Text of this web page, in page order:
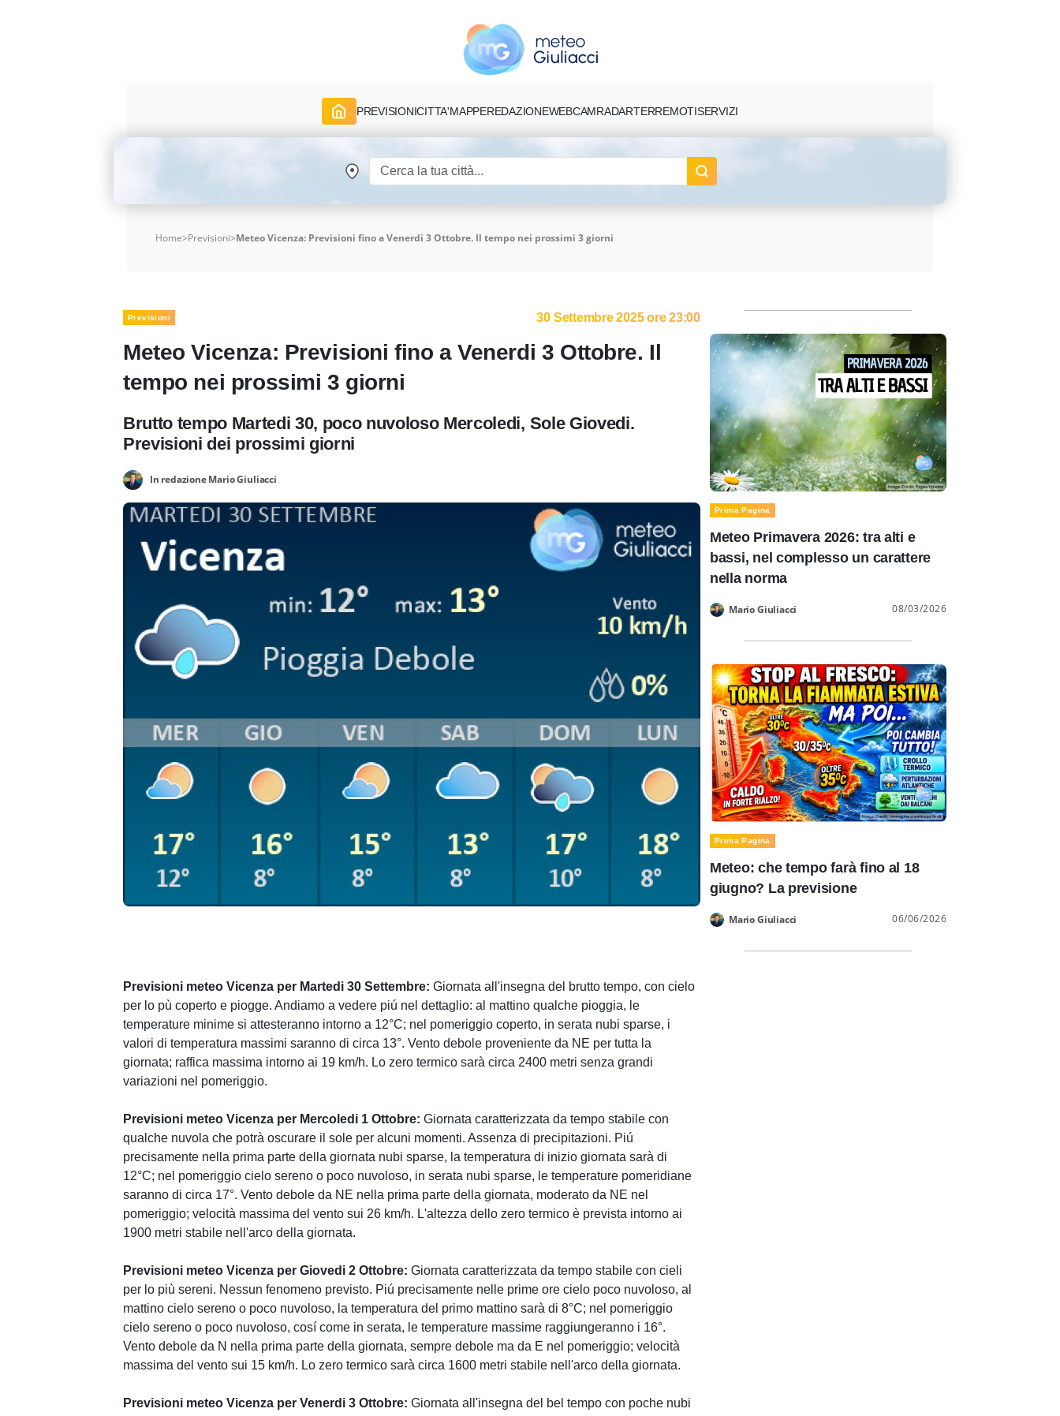
PREVISIONICITTA'MAPPEREDAZIONEWEBCAMRADARTERREMOTISERVIZI
Home>Previsioni>Meteo Vicenza: Previsioni fino a Venerdi 3 Ottobre. Il tempo nei prossimi 3 giorni
Previsioni 30 Settembre 2025 ore 23:00
Meteo Vicenza: Previsioni fino a Venerdi 3 Ottobre. Il
tempo nei prossimi 3 giorni
Brutto tempo Martedi 30, poco nuvoloso Mercoledi, Sole Giovedi.
Previsioni dei prossimi giorni
In redazione Mario Giuliacci
Previsioni meteo Vicenza per Martedi 30 Settembre: Giornata all'insegna del brutto tempo, con cielo
per lo pù coperto e piogge. Andiamo a vedere piú nel dettaglio: al mattino qualche pioggia, le
temperature minime si attesteranno intorno a 12°C; nel pomeriggio coperto, in serata nubi sparse, i
valori di temperatura massimi saranno di circa 13°. Vento debole proveniente da NE per tutta la
giornata; raffica massima intorno ai 19 km/h. Lo zero termico sarà circa 2400 metri senza grandi
variazioni nel pomeriggio.
Previsioni meteo Vicenza per Mercoledi 1 Ottobre: Giornata caratterizzata da tempo stabile con
qualche nuvola che potrà oscurare il sole per alcuni momenti. Assenza di precipitazioni. Piú
precisamente nella prima parte della giornata nubi sparse, la temperatura di inizio giornata sarà di
12°C; nel pomeriggio cielo sereno o poco nuvoloso, in serata nubi sparse, le temperature pomeridiane
saranno di circa 17°. Vento debole da NE nella prima parte della giornata, moderato da NE nel
pomeriggio; velocità massima del vento sui 26 km/h. L'altezza dello zero termico è prevista intorno ai
1900 metri stabile nell'arco della giornata.
Previsioni meteo Vicenza per Giovedi 2 Ottobre: Giornata caratterizzata da tempo stabile con cieli
per lo più sereni. Nessun fenomeno previsto. Piú precisamente nelle prime ore cielo poco nuvoloso, al
mattino cielo sereno o poco nuvoloso, la temperatura del primo mattino sarà di 8°C; nel pomeriggio
cielo sereno o poco nuvoloso, cosí come in serata, le temperature massime raggiungeranno i 16°.
Vento debole da N nella prima parte della giornata, sempre debole ma da E nel pomeriggio; velocità
massima del vento sui 15 km/h. Lo zero termico sarà circa 1600 metri stabile nell'arco della giornata.
Previsioni meteo Vicenza per Venerdi 3 Ottobre: Giornata all'insegna del bel tempo con poche nubi
Prima Pagina
Meteo Primavera 2026: tra alti e
bassi, nel complesso un carattere
nella norma
Mario Giuliacci 08/03/2026
Prima Pagina
Meteo: che tempo farà fino al 18
giugno? La previsione
Mario Giuliacci 06/06/2026